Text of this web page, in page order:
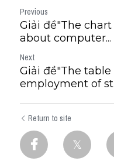
Previous
Giải đề"The
about computer...
Next
Giải đề"​The
employment of
Return to site